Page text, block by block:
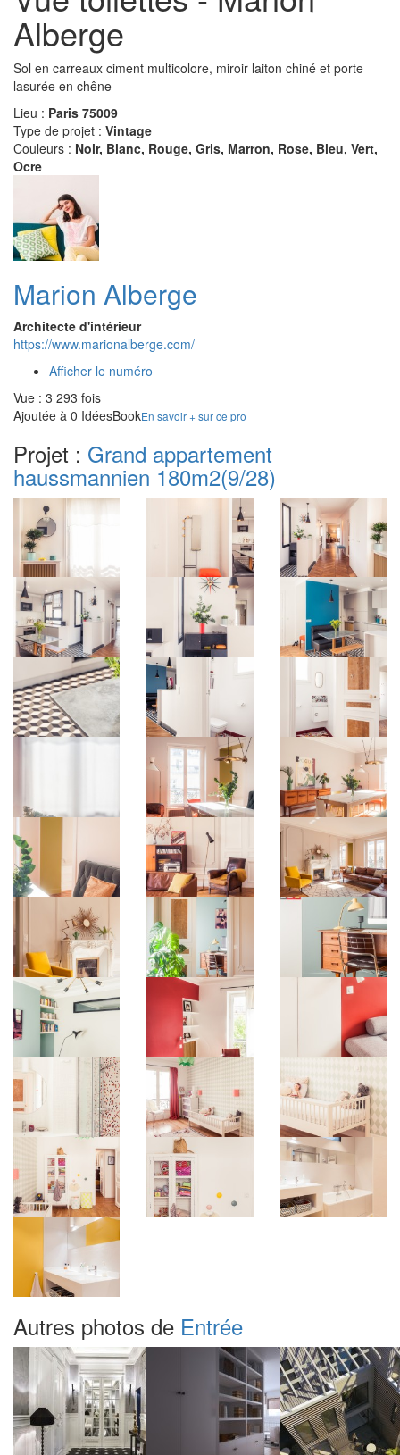
Alberge
Sol en carreaux ciment multicolore, miroir laiton chiné et porte
lasurée en chêne
Lieu : Paris 75009
Type de projet : Vintage
Couleurs : Noir, Blanc, Rouge, Gris, Marron, Rose, Bleu, Vert,
Ocre
Marion Alberge
Architecte d'intérieur
https://www.marionalberge.com/
Afficher le numéro
Vue : 3 293 fois
Ajoutée à 0 IdéesBookEn savoir + sur ce pro
Projet : Grand appartement
haussmannien 180m2(9/28)
Autres photos de Entrée